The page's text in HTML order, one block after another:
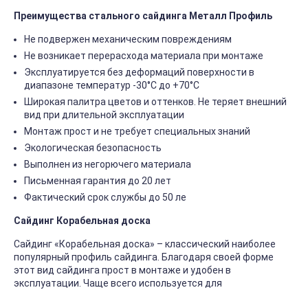
Преимущества стального сайдинга Металл Профиль
Не подвержен механическим повреждениям
Не возникает перерасхода материала при монтаже
Эксплуатируется без деформаций поверхности в
диапазоне температур -30°C до +70°C
Широкая палитра цветов и оттенков. Не теряет внешний
вид при длительной эксплуатации
Монтаж прост и не требует специальных знаний
Экологическая безопасность
Выполнен из негорючего материала
Письменная гарантия до 20 лет
Фактический срок службы до 50 ле
Сайдинг Корабельная доска
Сайдинг «Корабельная доска» – классический наиболее
популярный профиль сайдинга. Благодаря своей форме
этот вид сайдинга прост в монтаже и удобен в
эксплуатации. Чаще всего используется для